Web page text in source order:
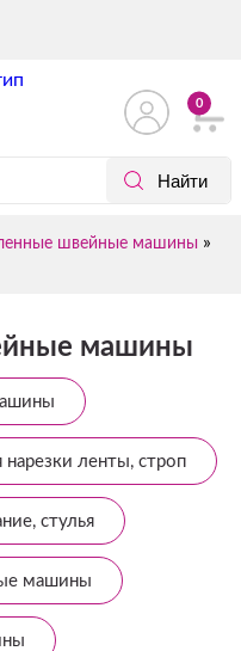
0
швейные машины »
машины
ленты, строп
стулья
машины